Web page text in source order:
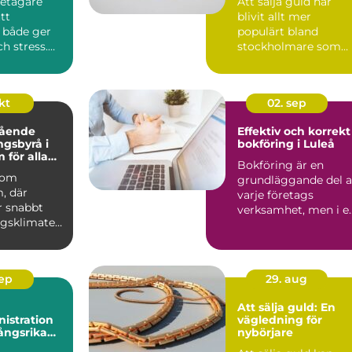
ger
stress.
blivit allt mer
populärt bland
stockholmare som
i
för alla
där
snabbt
02. sep
Effektiv och korrekt
bokföring i Luleå
Bokföring är en
grundläggande del
varje företags
verksamhet, men i
29. aug
Att sälja guld: En
vägledning för
nybörjare